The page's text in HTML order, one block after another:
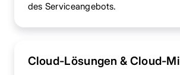
des Serviceangebots.
Cloud-Lösungen & Cloud-